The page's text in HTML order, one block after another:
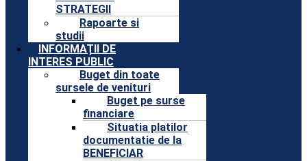
STRATEGII
Rapoarte si
studii
INFORMAȚII DE
INTERES PUBLIC
Buget din toate
sursele de venituri
Buget pe surse
financiare
Situatia platilor
documentatie de la
BENEFICIAR